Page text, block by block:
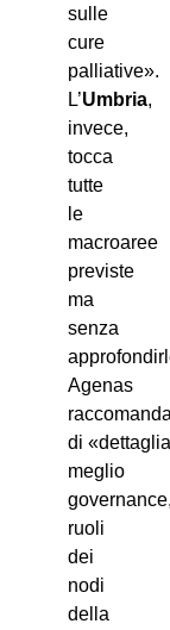
sulle
cure
palliative».
L’Umbria,
invece,
tocca
tutte
le
macroaree
previste
ma
senza
Agenas
di
meglio
ruoli
dei
nodi
della